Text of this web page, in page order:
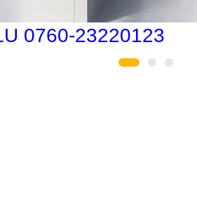
0760-23220123